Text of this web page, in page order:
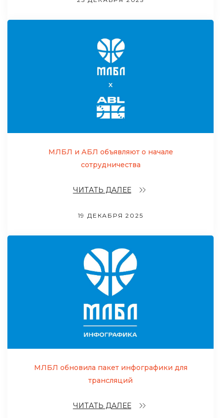
МЛБЛ и АБЛ объявляют о начале
сотрудничества
ЧИТАТЬ ДАЛЕЕ
19 ДЕКАБРЯ 2025
МЛБЛ обновила пакет инфографики для
трансляций
ЧИТАТЬ ДАЛЕЕ